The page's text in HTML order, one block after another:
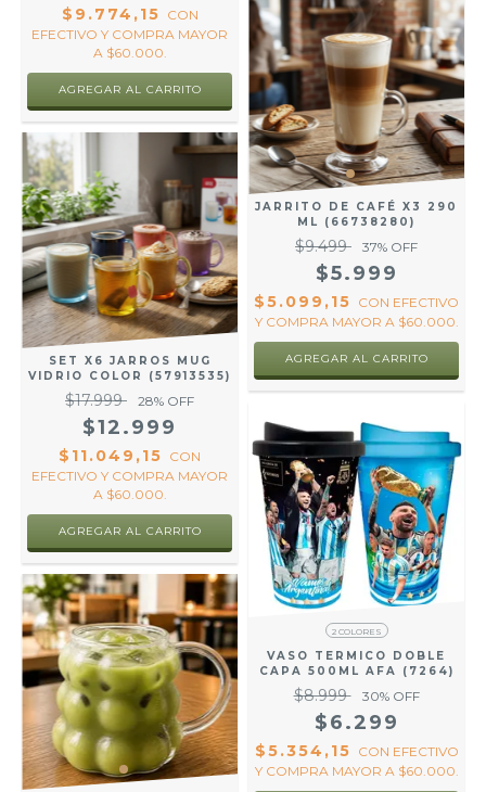
$9.774,15 CON
EFECTIVO Y COMPRA MAYOR
A $60.000.
SET X6 JARROS MUG
VIDRIO COLOR (57913535)
$17.999 28% OFF
$12.999
$11.049,15 CON
EFECTIVO Y COMPRA MAYOR
A $60.000.
JARRITO DE CAFÉ X3 290
ML (66738280)
$9.499 37% OFF
$5.999
$5.099,15 CON EFECTIVO
Y COMPRA MAYOR A $60.000.
2 COLORES
VASO TERMICO DOBLE
CAPA 500ML AFA (7264)
$8.999 30% OFF
$6.299
$5.354,15 CON EFECTIVO
Y COMPRA MAYOR A $60.000.